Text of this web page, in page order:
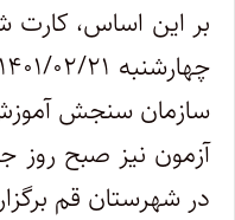
بر این اساس، کارت‌
سازمان سنجش
در شهرستان قم